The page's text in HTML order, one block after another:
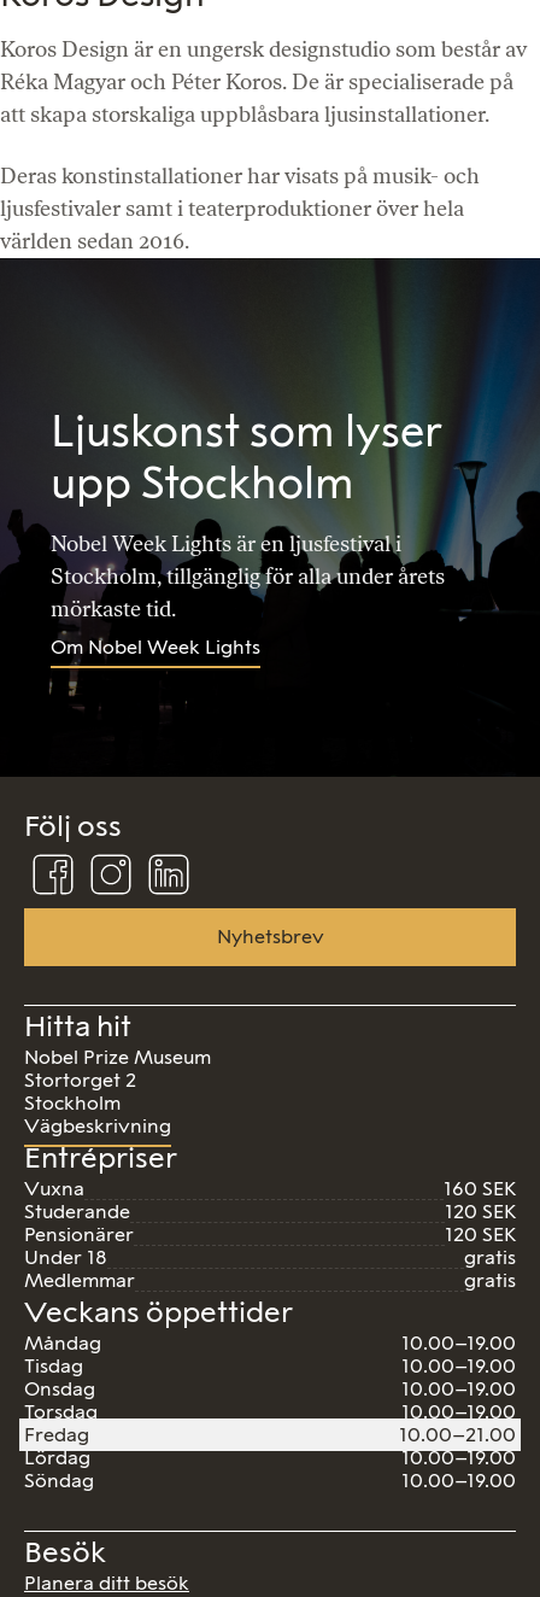
Koros Design är en ungersk designstudio som består av
Réka Magyar och Péter Koros. De är specialiserade på
att skapa storskaliga uppblåsbara ljusinstallationer.
Deras konstinstallationer har visats på musik- och
ljusfestivaler samt i teaterproduktioner över hela
världen sedan 2016.
Ljuskonst som lyser
upp Stockholm
Nobel Week Lights är en ljusfestival i
Stockholm, tillgänglig för alla under årets
mörkaste tid.
Om Nobel Week Lights
Följ oss
Följ
oss
på
Följ
på
InstagramLinkedin
Nyhetsbrev
Hitta hit
Nobel Prize Museum
Stortorget 2
Stockholm
Vägbeskrivning
Entrépriser
Vuxna
160 SEK
Studerande
120 SEK
Pensionärer
120 SEK
Under 18
gratis
Medlemmar
gratis
Veckans öppettider
Måndag
10.00–19.00
Tisdag
10.00–19.00
Onsdag
10.00–19.00
Torsdag
10.00–19.00
Fredag
10.00–21.00
Lördag
10.00–19.00
Söndag
10.00–19.00
Besök
Planera ditt besök